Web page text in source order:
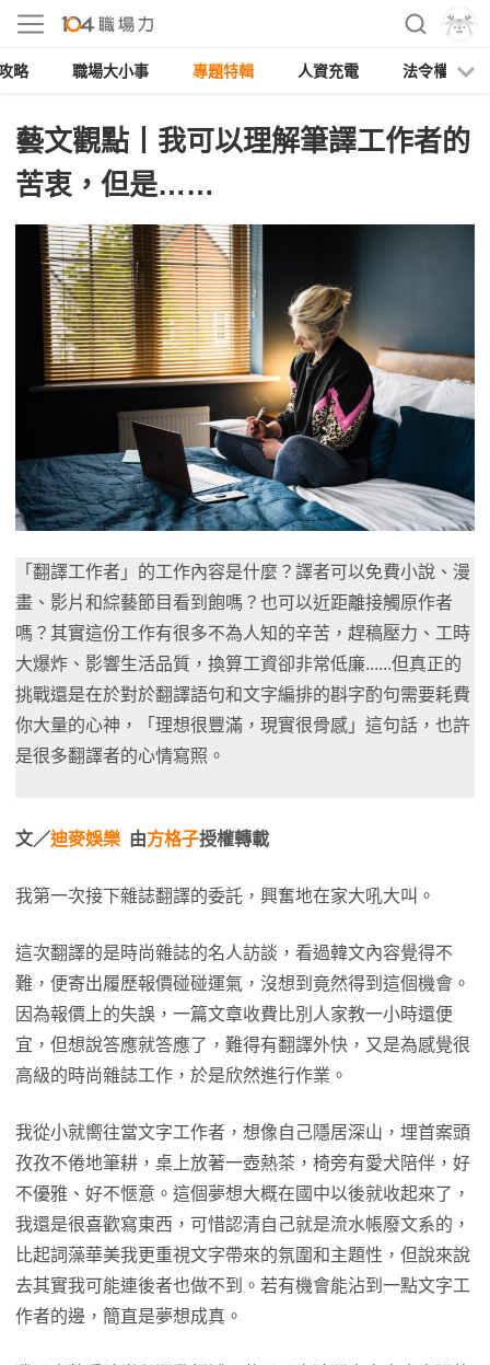
略 職場大小事 專題特輯 人資充電 法令權益
藝文觀點丨我可以理解筆譯工作者的
苦衷，但是……
「翻譯工作者」的工作內容是什麼？譯者可以免費小說、漫
畫、影片和綜藝節目看到飽嗎？也可以近距離接觸原作者
嗎？其實這份工作有很多不為人知的辛苦，趕稿壓力、工時
大爆炸、影響生活品質，換算工資卻非常低廉......但真正的
挑戰還是在於對於翻譯語句和文字編排的斟字酌句需要耗費
你大量的心神，「理想很豐滿，現實很骨感」這句話，也許
是很多翻譯者的心情寫照。
文／迪麥娛樂 由方格子授權轉載
我第一次接下雜誌翻譯的委託，興奮地在家大吼大叫。
這次翻譯的是時尚雜誌的名人訪談，看過韓文內容覺得不
難，便寄出履歷報價碰碰運氣，沒想到竟然得到這個機會。
因為報價上的失誤，一篇文章收費比別人家教一小時還便
宜，但想說答應就答應了，難得有翻譯外快，又是為感覺很
高級的時尚雜誌工作，於是欣然進行作業。
我從小就嚮往當文字工作者，想像自己隱居深山，埋首案頭
孜孜不倦地筆耕，桌上放著一壺熱茶，椅旁有愛犬陪伴，好
不優雅、好不愜意。這個夢想大概在國中以後就收起來了，
我還是很喜歡寫東西，可惜認清自己就是流水帳廢文系的，
比起詞藻華美我更重視文字帶來的氛圍和主題性，但說來說
去其實我可能連後者也做不到。若有機會能沾到一點文字工
作者的邊，簡直是夢想成真。